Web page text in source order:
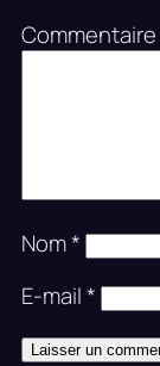
Commentaire
Nom*
E-mail*